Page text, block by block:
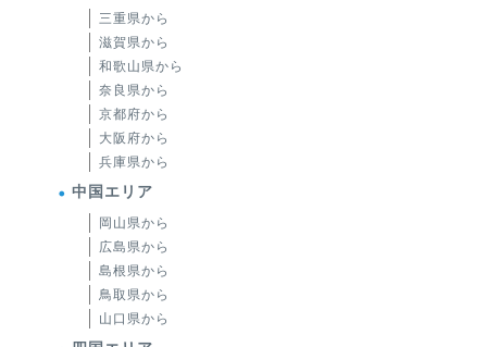
三重県から
滋賀県から
和歌山県から
奈良県から
京都府から
大阪府から
兵庫県から
中国エリア
岡山県から
広島県から
島根県から
鳥取県から
山口県から